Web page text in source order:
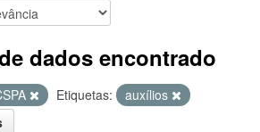
dados encontrado
Etiquetas:
auxílios